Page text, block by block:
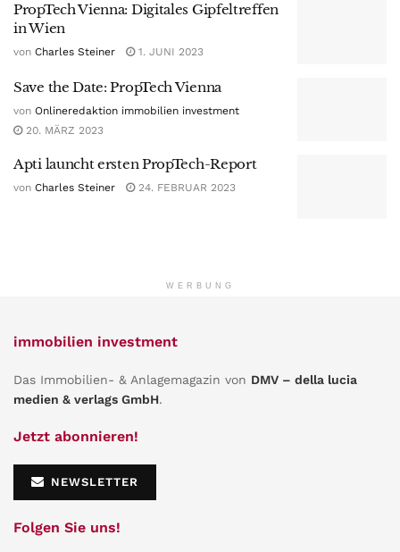
PropTech Vienna: Digitales Gipfeltreffen
in Wien
von Charles Steiner 1. JUNI 2023
Save the Date: PropTech Vienna
von Onlineredaktion immobilien investment
20. MÄRZ 2023
Apti launcht ersten PropTech-Report
von Charles Steiner 24. FEBRUAR 2023
WERBUNG
immobilien investment
Das Immobilien- & Anlagemagazin von DMV – della lucia
medien & verlags GmbH.
Jetzt abonnieren!
NEWSLETTER
Folgen Sie uns!